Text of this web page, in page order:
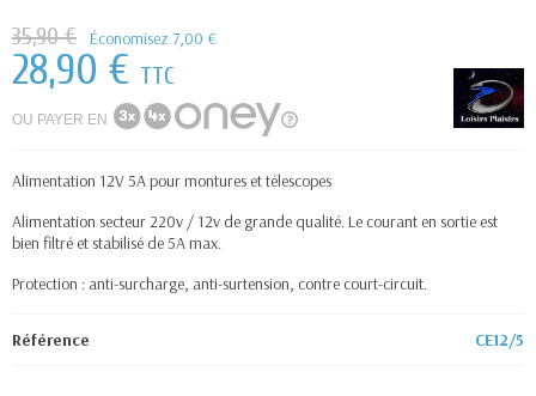
35,90 € Économisez 7,00 €
28,90 € TTC
OU PAYER EN
Alimentation 12V 5A pour montures et télescopes
Alimentation secteur 220v / 12v de grande qualité. Le courant en sortie est
bien filtré et stabilisé de 5A max.
Protection : anti-surcharge, anti-surtension, contre court-circuit.
Référence CE12/5